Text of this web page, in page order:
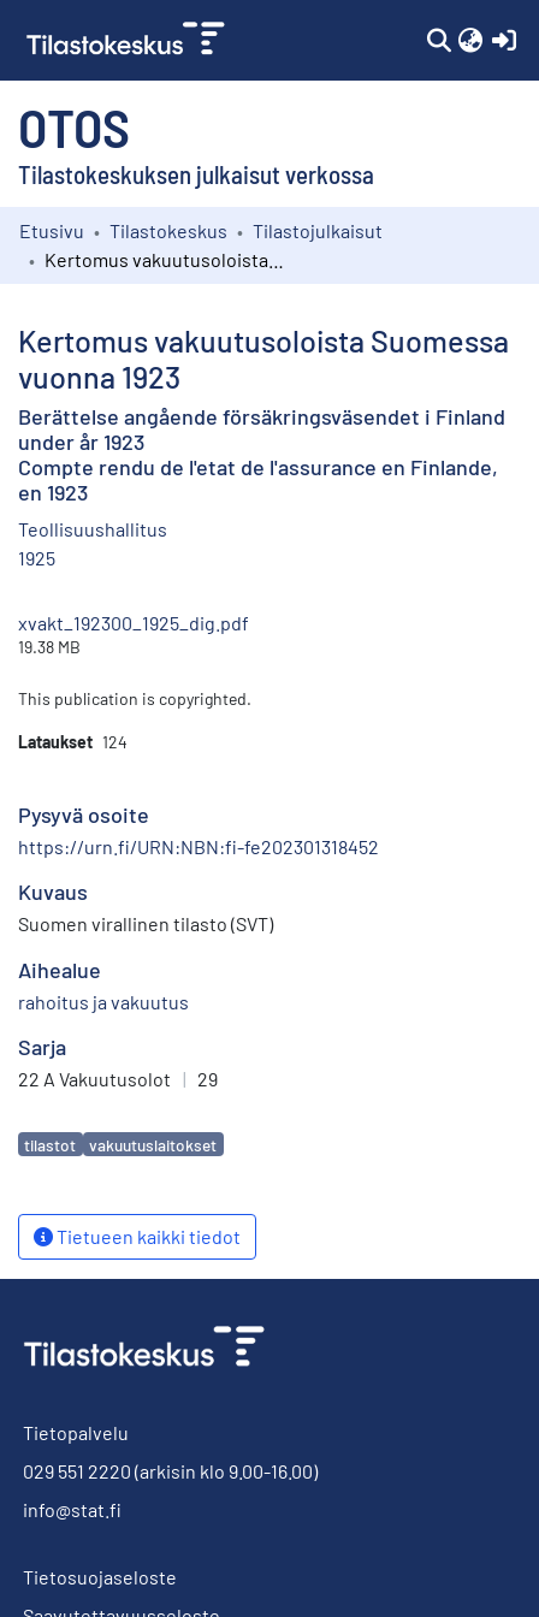
OTOS
Tilastokeskuksen julkaisut verkossa
Kokoelmat
Etusivu Tilastokeskus
Tilastojulkaisut
Kertomus vakuutusoloista Suomessa
vuonna 1923
Berättelse angående försäkringsväsendet i Finland
under år 1923
Compte rendu de l'etat de l'assurance en Finlande,
en 1923
Teollisuushallitus
1925
xvakt_192300_1925_dig.pdf
19.38 MB
This publication is copyrighted.
Lataukset 124
Pysyvä osoite
https://urn.fi/URN:NBN:fi-fe202301318452
Kuvaus
Suomen virallinen tilasto (SVT)
Aihealue
rahoitus ja vakuutus
Sarja
22 A Vakuutusolot | 29
Avainsanat
tilastot vakuutuslaitokset
Tietueen kaikki tiedot
Tietopalvelu
029 551 2220 (arkisin klo 9.00-16.00)
info@stat.fi
Tietosuojaseloste